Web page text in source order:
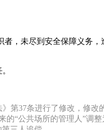
，未尽到安全保障义务，
第37条进行了修改，修改
“公共场所的管理人”调